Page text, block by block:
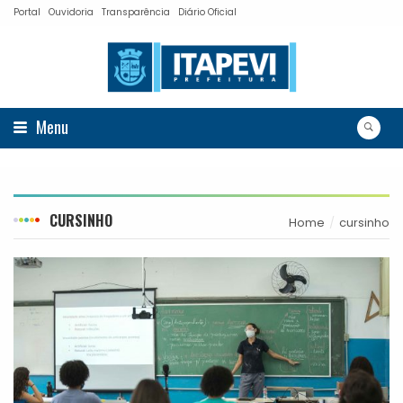
Portal Ouvidoria Transparência Diário Oficial
Menu
CURSINHO Home cursinho